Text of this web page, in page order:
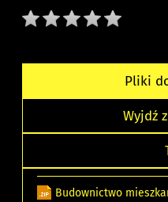
Pliki
Wyjdź
Budownictwo